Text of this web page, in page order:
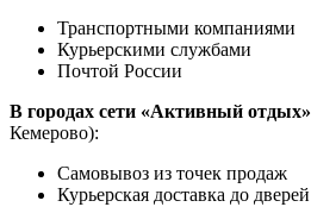
Транспортными компаниями
Курьерскими службами
Почтой России
В городах сети «Активный отдых»
Кемерово):
Самовывоз из точек продаж
Курьерская доставка до дверей